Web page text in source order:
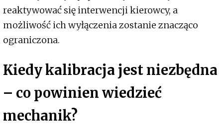
reaktywować się interwencji kierowcy, a
możliwość ich wyłączenia zostanie znacząco
ograniczona.
Kiedy kalibracja jest niezbędna
– co powinien wiedzieć
mechanik?